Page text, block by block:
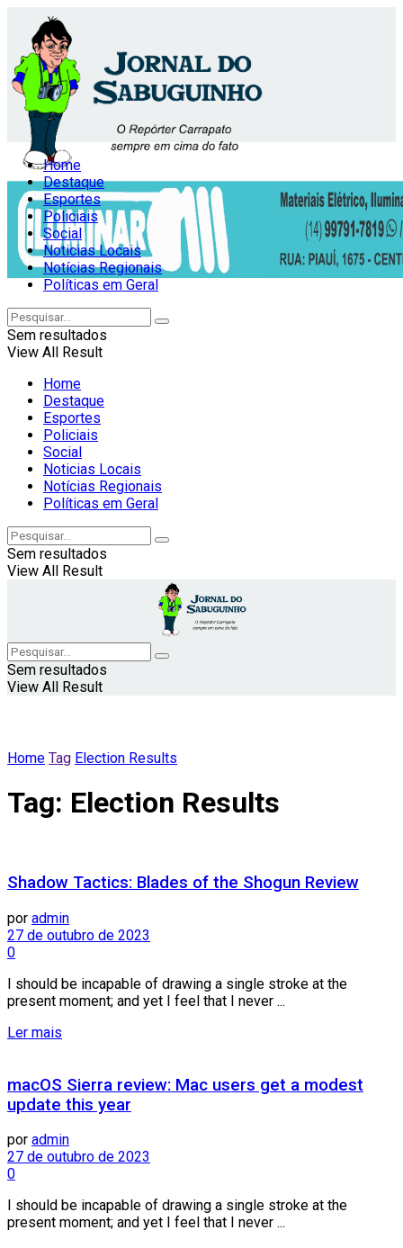
Home
Destaque
Esportes
Policiais
Social
Noticias Locais
Notícias Regionais
Políticas em Geral
Sem resultados
View All Result
Home
Destaque
Esportes
Policiais
Social
Noticias Locais
Notícias Regionais
Políticas em Geral
Sem resultados
View All Result
Sem resultados
View All Result
Home Tag Election Results
Tag: Election Results
Shadow Tactics: Blades of the Shogun Review
por admin
27 de outubro de 2023
0
I should be incapable of drawing a single stroke at the
present moment; and yet I feel that I never ...
Ler mais
macOS Sierra review: Mac users get a modest
update this year
por admin
27 de outubro de 2023
0
I should be incapable of drawing a single stroke at the
present moment; and yet I feel that I never ...